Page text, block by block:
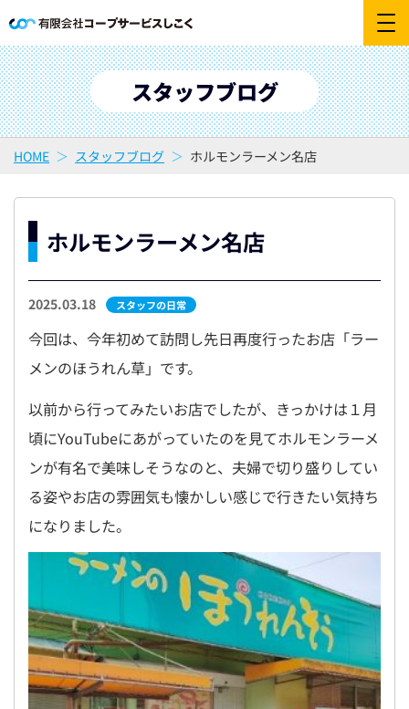
スタッフブログ
HOME スタッフブログ ホルモンラーメン名店
ホルモンラーメン名店
2025.03.18 スタッフの日常
今回は、今年初めて訪問し先日再度行ったお店「ラー
メンのほうれん草」です。
以前から行ってみたいお店でしたが、きっかけは１月
頃にYouTubeにあがっていたのを見てホルモンラーメ
ンが有名で美味しそうなのと、夫婦で切り盛りしてい
る姿やお店の雰囲気も懐かしい感じで行きたい気持ち
になりました。